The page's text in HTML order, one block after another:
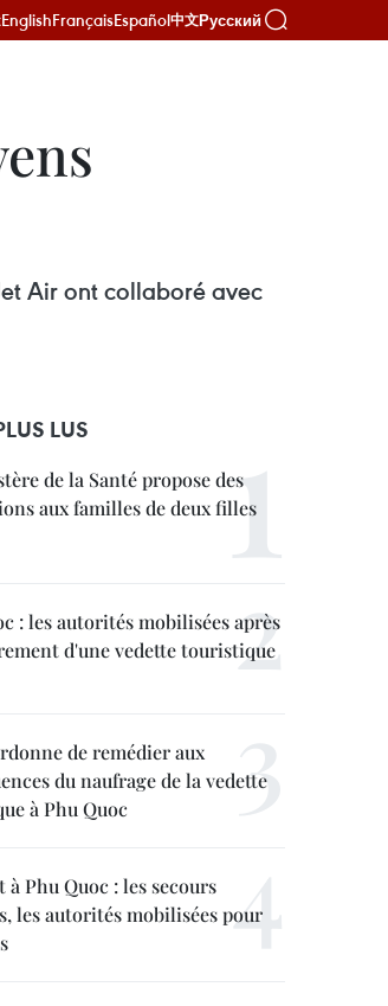
EnglishFrançaisEspañol中文Русский
Air ont collaboré avec
LUS
de la Santé propose des
aux familles de deux filles
: les autorités mobilisées après
d'une vedette touristique
de remédier aux
du naufrage de la vedette
à Phu Quoc
à Phu Quoc : les secours
les autorités mobilisées pour